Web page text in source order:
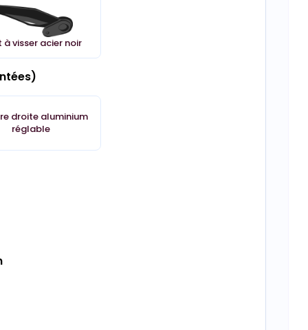
à visser acier noir
droite aluminium
réglable